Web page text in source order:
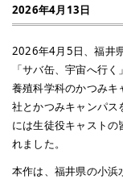
2026年4月13日
2026年4月5日、福井
「サバ缶、宇宙へ行
養殖科学科のかつみ
社とかつみキャンパ
には生徒役キャストの
れました。
本作は、福井県の小浜